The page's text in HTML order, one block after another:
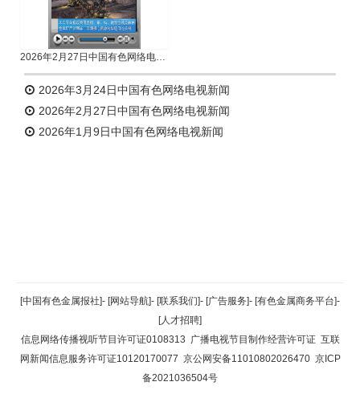
2026年2月27日中国有色网络电视新闻
2026年3月24日中国有色网络电视新闻
2026年2月27日中国有色网络电视新闻
2026年1月9日中国有色网络电视新闻
返回顶部
返回首页
[中国有色金属报社]- [网站导航]- [联系我们]- [广告服务]- [有色金属商务平台]-
[人才招聘]
信息网络传播视听节目许可证0108313 广播电视节目制作经营许可证 互联
网新闻信息服务许可证10120170077 京公网安备11010802026470 京ICP
备2021036504号